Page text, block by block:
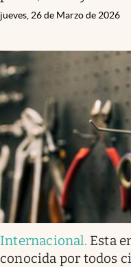
jueves, 26 de Marzo de 2026
Internacional. Esta
conocida por todos